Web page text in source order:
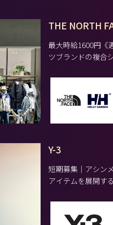
THE NORTH
最大時給1600円《
ツブランドの複合
Y-3
短期募集｜アシン
アイテムを展開す